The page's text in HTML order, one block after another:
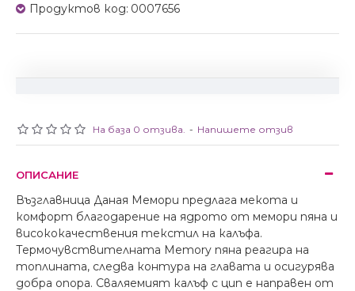
На база 0 отзива. - Напишете отзив
Продуктов код: 0007656
ОПИСАНИЕ
Възглавница Даная Мемори предлага мекота и
комфорт благодарение на ядрото от мемори пяна и
висококачествения текстил на калъфа.
Термочувствителната Memory пяна реагира на
топлината, следва контура на главата и осигурява
добра опора. Сваляемият калъф с цип е направен от